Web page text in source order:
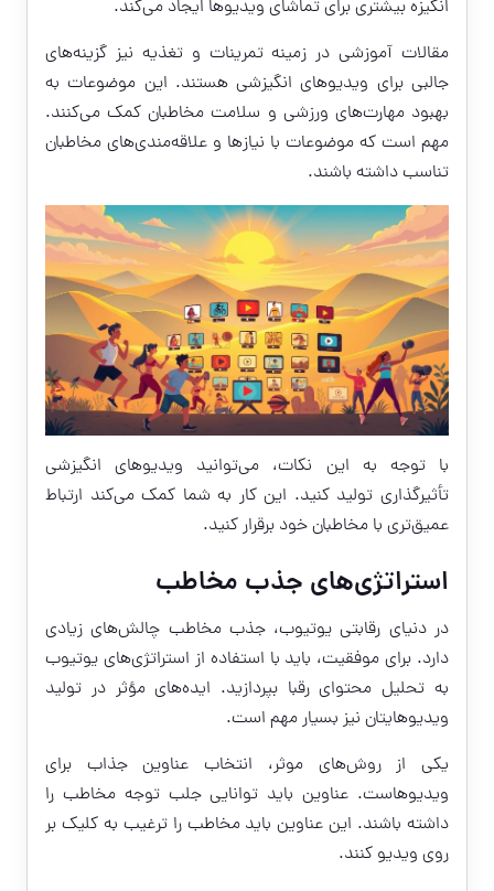
انگیزه بیشتری برای تماشای ویدیوها ایجاد می‌کند.
مقالات آموزشی در زمینه تمرینات و تغذیه نیز گزینه‌های
جالبی برای ویدیوهای انگیزشی هستند. این موضوعات به
بهبود مهارت‌های ورزشی و سلامت مخاطبان کمک می‌کنند.
مهم است که موضوعات با نیازها و علاقه‌مندی‌های مخاطبان
تناسب داشته باشند.
با توجه به این نکات، می‌توانید ویدیوهای انگیزشی
تأثیرگذاری تولید کنید. این کار به شما کمک می‌کند ارتباط
عمیق‌تری با مخاطبان خود برقرار کنید.
استراتژی‌های جذب مخاطب
در دنیای رقابتی یوتیوب، جذب مخاطب چالش‌های زیادی
دارد. برای موفقیت، باید با استفاده از استراتژی‌های یوتیوب
به تحلیل محتوای رقبا بپردازید. ایده‌های مؤثر در تولید
ویدیوهایتان نیز بسیار مهم است.
یکی از روش‌های موثر، انتخاب عناوین جذاب برای
ویدیوهاست. عناوین باید توانایی جلب توجه مخاطب را
داشته باشند. این عناوین باید مخاطب را ترغیب به کلیک بر
روی ویدیو کنند.